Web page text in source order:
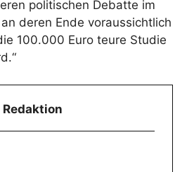
politischen Debatte im
deren Ende voraussichtlich
100.000 Euro teure Studie
Redaktion